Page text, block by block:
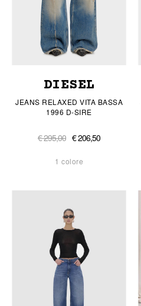
DIESEL
JEANS RELAXED VITA BASSA
1996 D-SIRE
€ 295,00 € 206,50
1 colore